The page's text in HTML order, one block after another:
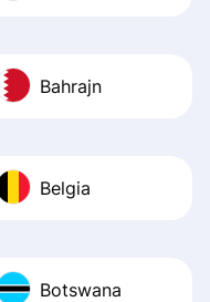
Bahrajn
Belgia
Botswana